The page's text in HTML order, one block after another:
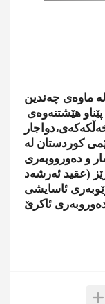
ماوەی چەندین
هێشتنەوەی
کوردستان لە
و دەورووبەری
(عقید ئەرشەد
ئاسایشی
ئاکرێ